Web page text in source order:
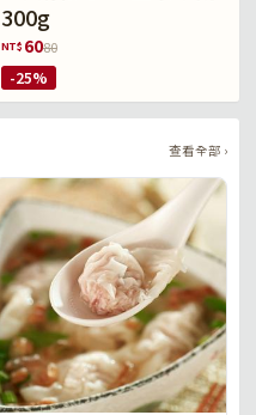
300g
NT$ 6080
-25%
查看全部 ›